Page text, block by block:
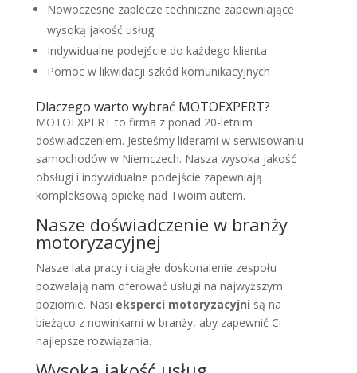
Nowoczesne zaplecze techniczne zapewniające
wysoką jakość usług
Indywidualne podejście do każdego klienta
Pomoc w likwidacji szkód komunikacyjnych
Dlaczego warto wybrać MOTOEXPERT?
MOTOEXPERT to firma z ponad 20-letnim
doświadczeniem. Jesteśmy liderami w serwisowaniu
samochodów w Niemczech. Nasza wysoka jakość
obsługi i indywidualne podejście zapewniają
kompleksową opiekę nad Twoim autem.
Nasze doświadczenie w branży
motoryzacyjnej
Nasze lata pracy i ciągłe doskonalenie zespołu
pozwalają nam oferować usługi na najwyższym
poziomie. Nasi eksperci motoryzacyjni są na
bieżąco z nowinkami w branży, aby zapewnić Ci
najlepsze rozwiązania.